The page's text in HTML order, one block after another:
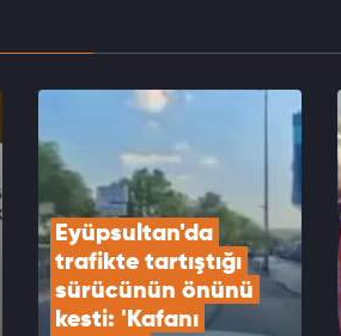
Yoldaşları bile CHP'yi savunamaz oldu!
VIDEOYU İZLE
Eyüpsultan'da
trafikte tartıştığı
sürücünün önünü
kesti: 'Kafanı